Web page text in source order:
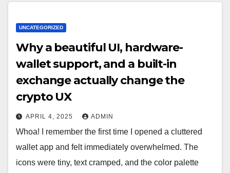
UNCATEGORIZED
Why a beautiful UI, hardware-
wallet support, and a built-in
exchange actually change the
crypto UX
APRIL 4, 2025 ADMIN
Whoa! I remember the first time I opened a cluttered
wallet app and felt immediately overwhelmed. The
icons were tiny, text cramped, and the color palette